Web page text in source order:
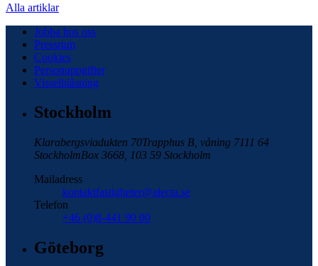
Alla artiklar
Jobba hos oss
Pressrum
Cookies
Personuppgifter
Visselblåsning
Stockholm
Klarabergsviadukten 70Trapphus B, våning 7111 64
StockholmBox 3668, 103 59 Stockholm
Mailadress
kontaktfastigheter@alecta.se
Telefon
+46 (0)8-441 90 00
Göteborg